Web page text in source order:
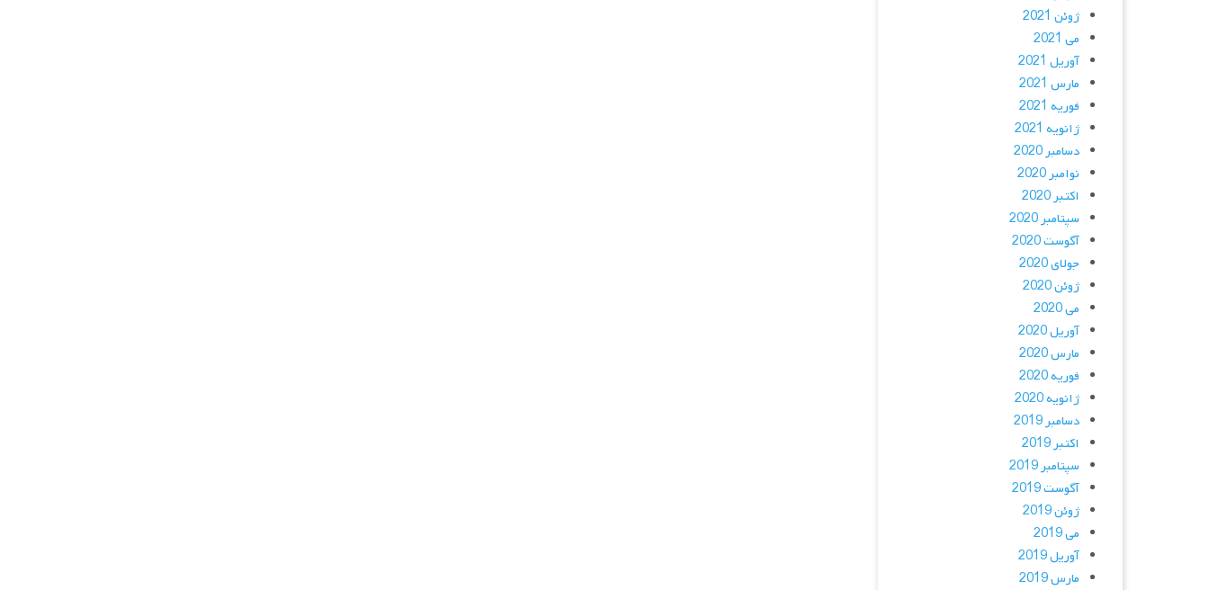
ژوئن 2021
می 2021
آوریل 2021
مارس 2021
فوریه 2021
ژانویه 2021
دسامبر 2020
نوامبر 2020
اکتبر 2020
سپتامبر 2020
آگوست 2020
جولای 2020
ژوئن 2020
می 2020
آوریل 2020
مارس 2020
فوریه 2020
ژانویه 2020
دسامبر 2019
اکتبر 2019
سپتامبر 2019
آگوست 2019
ژوئن 2019
می 2019
آوریل 2019
مارس 2019